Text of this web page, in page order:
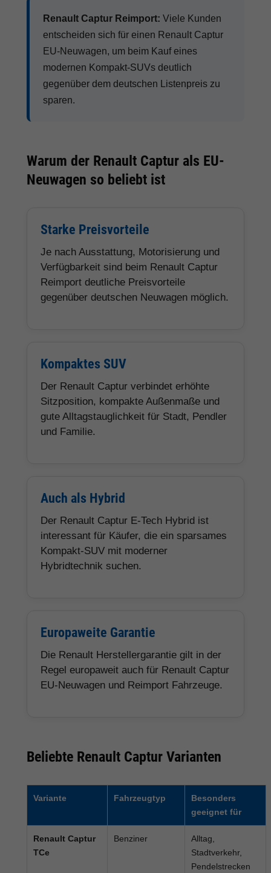
Renault Captur Reimport: Viele Kunden
entscheiden sich für einen Renault Captur
EU-Neuwagen, um beim Kauf eines
modernen Kompakt-SUVs deutlich
gegenüber dem deutschen Listenpreis zu
sparen.
Warum der Renault Captur als EU-
Neuwagen so beliebt ist
Starke Preisvorteile
Je nach Ausstattung, Motorisierung und
Verfügbarkeit sind beim Renault Captur
Reimport deutliche Preisvorteile
gegenüber deutschen Neuwagen möglich.
Kompaktes SUV
Der Renault Captur verbindet erhöhte
Sitzposition, kompakte Außenmaße und
gute Alltagstauglichkeit für Stadt, Pendler
und Familie.
Auch als Hybrid
Der Renault Captur E-Tech Hybrid ist
interessant für Käufer, die ein sparsames
Kompakt-SUV mit moderner
Hybridtechnik suchen.
Europaweite Garantie
Die Renault Herstellergarantie gilt in der
Regel europaweit auch für Renault Captur
EU-Neuwagen und Reimport Fahrzeuge.
Beliebte Renault Captur Varianten
Variante Fahrzeugtyp
Besonders
geeignet für
Renault Captur
TCe
Benziner
Alltag,
Stadtverkehr,
Pendelstrecken